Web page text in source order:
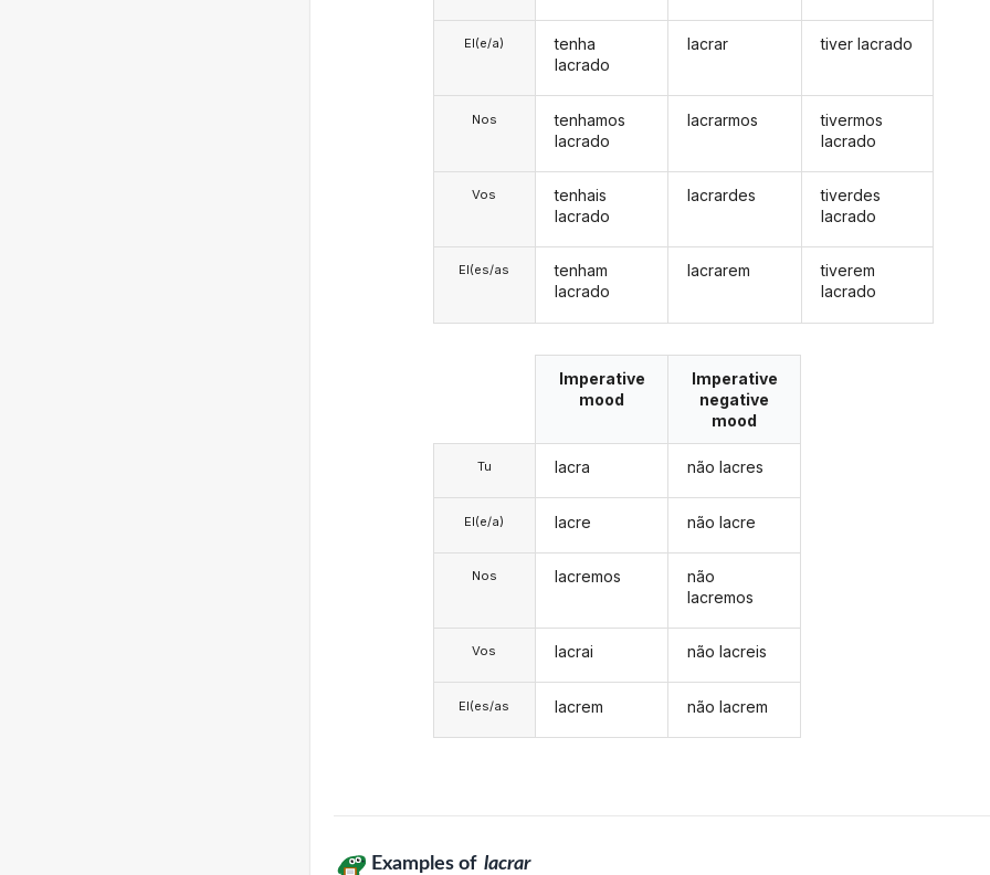
El(e/a)
Nos
Vos
El(es/as
tenha
lacrado
tenhamos
lacrado
tenhais
lacrado
tenham
lacrado
lacrar
lacrarmos
lacrardes
lacrarem
tiver lacrado
tivermos
lacrado
tiverdes
lacrado
tiverem
lacrado
Tu
El(e/a)
Nos
Vos
El(es/as
Imperative
mood
lacra
lacre
lacremos
lacrai
lacrem
Imperative
negative
mood
não lacres
não lacre
não
lacremos
não lacreis
não lacrem
Examples of lacrar